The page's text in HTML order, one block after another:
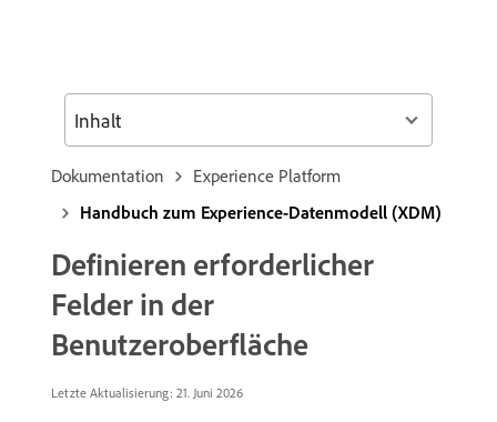
Dokumentation
Experience Platform
Handbuch zum Experience-Datenmodell (XDM)
Definieren erforderlicher
Felder in der
Benutzeroberfläche
Letzte Aktualisierung: 21. Juni 2026
Inhalt